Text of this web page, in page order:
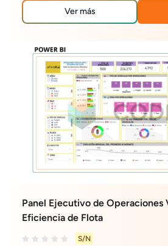
Ver más
Panel Ejecutivo de Operaciones
Eficiencia de Flota
S/N